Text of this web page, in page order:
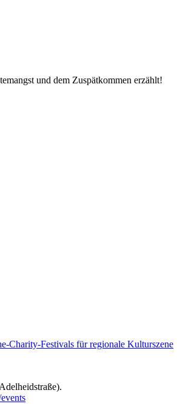
und dem Zuspätkommen erzählt!
Charity-Festivals für regionale Kulturszene